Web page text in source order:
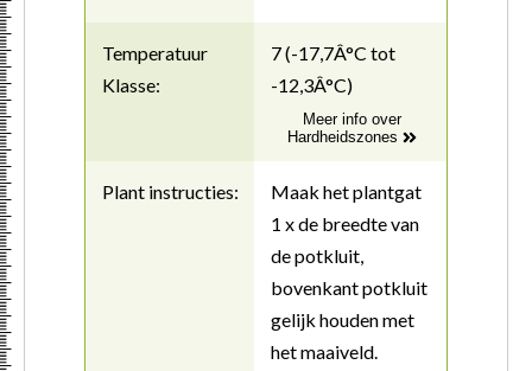
Temperatuur
Klasse:
7 (-17,7Â°C tot
-12,3Â°C)
Meer info over
Hardheidszones
Plant instructies:
Maak het plantgat
1 x de breedte van
de potkluit,
bovenkant potkluit
gelijk houden met
het maaiveld.